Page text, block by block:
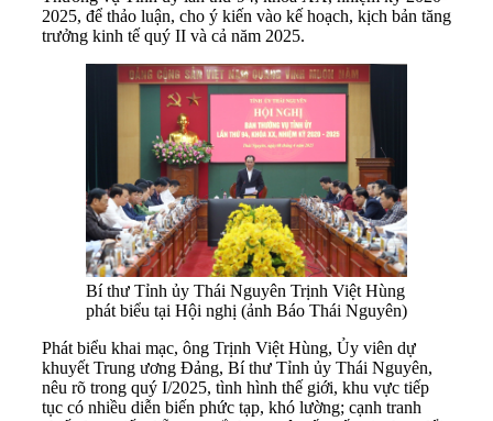
2025, để thảo luận, cho ý kiến vào kế hoạch, kịch bản tăng
trưởng kinh tế quý II và cả năm 2025.
Bí thư Tỉnh ủy Thái Nguyên Trịnh Việt Hùng
phát biểu tại Hội nghị (ảnh Báo Thái Nguyên)
Phát biểu khai mạc, ông Trịnh Việt Hùng, Ủy viên dự
khuyết Trung ương Đảng, Bí thư Tỉnh ủy Thái Nguyên,
nêu rõ trong quý I/2025, tình hình thế giới, khu vực tiếp
tục có nhiều diễn biến phức tạp, khó lường; cạnh tranh